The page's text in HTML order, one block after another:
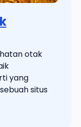
otak
yang
situs